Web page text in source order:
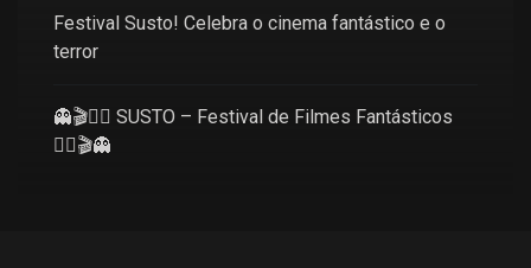
Festival Susto! Celebra o cinema fantástico e o
terror
👻🎬🧜‍♀️ SUSTO – Festival de Filmes Fantásticos
🧜‍♀️🎬👻